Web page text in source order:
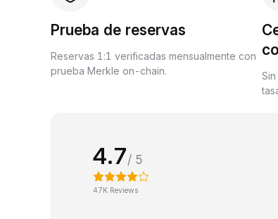
Prueba de reservas
Reservas 1:1 verificadas mensualmente con
prueba Merkle on-chain.
4.7/ 5
47K Reviews